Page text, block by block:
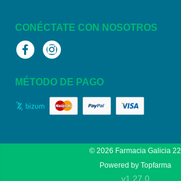
CONÉCTATE CON NOSOTROS
FacebookInstagram
MÉTODO DE PAGO
© 2026 Farmacia Galicia 22
Powered by Topfarma
v1.27.0